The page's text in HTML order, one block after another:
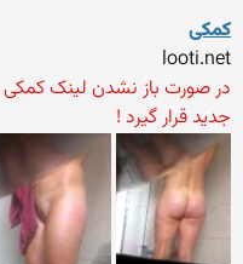
کمکی
looti.net
در صورت باز نشدن لینک
جدید قرار گیرد !